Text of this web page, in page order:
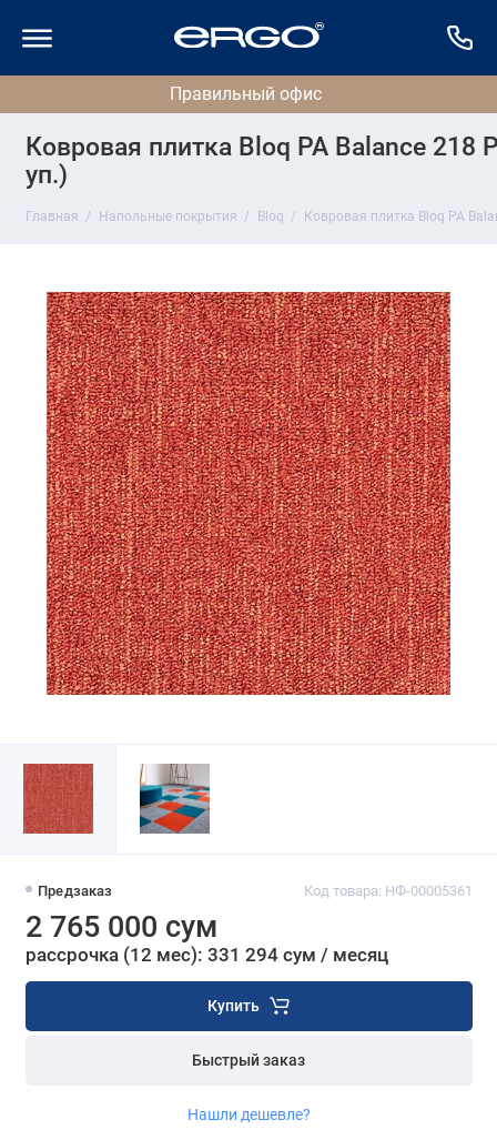
Ковровая плитка Bloq PA Balance
уп.)
Главная Напольные покрытия Bloq Ковровая плитка Bloq PA
Предзаказ Код товара: НФ-00005361
2 765 000 сум
рассрочка (12 мес): 331 294 сум / месяц
Купить
Быстрый заказ
Нашли дешевле?